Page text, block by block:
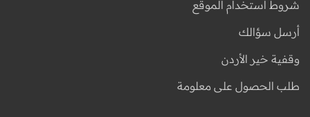
شروط استخدام الموقع
أرسل سؤالك
وقفية خير الأردن
طلب الحصول على معلومة